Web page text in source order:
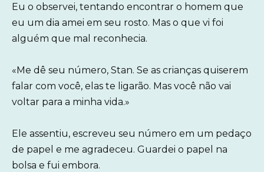
Eu o observei, tentando encontrar o homem que
eu um dia amei em seu rosto. Mas o que vi foi
alguém que mal reconhecia.
«Me dê seu número, Stan. Se as crianças quiserem
falar com você, elas te ligarão. Mas você não vai
voltar para a minha vida.»
Ele assentiu, escreveu seu número em um pedaço
de papel e me agradeceu. Guardei o papel na
bolsa e fui embora.